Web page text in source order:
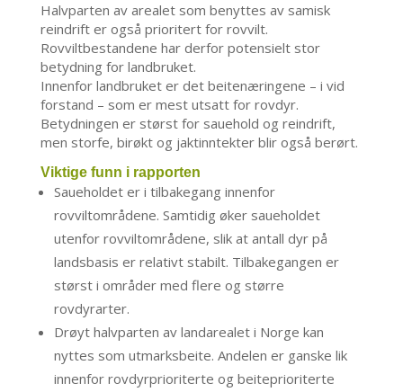
Halvparten av arealet som benyttes av samisk
reindrift er også prioritert for rovvilt.
Rovviltbestandene har derfor potensielt stor
betydning for landbruket.
Innenfor landbruket er det beitenæringene – i vid
forstand – som er mest utsatt for rovdyr.
Betydningen er størst for sauehold og reindrift,
men storfe, birøkt og jaktinntekter blir også berørt.
Viktige funn i rapporten
Saueholdet er i tilbakegang innenfor
rovviltområdene. Samtidig øker saueholdet
utenfor rovviltområdene, slik at antall dyr på
landsbasis er relativt stabilt. Tilbakegangen er
størst i områder med flere og større
rovdyrarter.
Drøyt halvparten av landarealet i Norge kan
nyttes som utmarksbeite. Andelen er ganske lik
innenfor rovdyrprioriterte og beiteprioriterte